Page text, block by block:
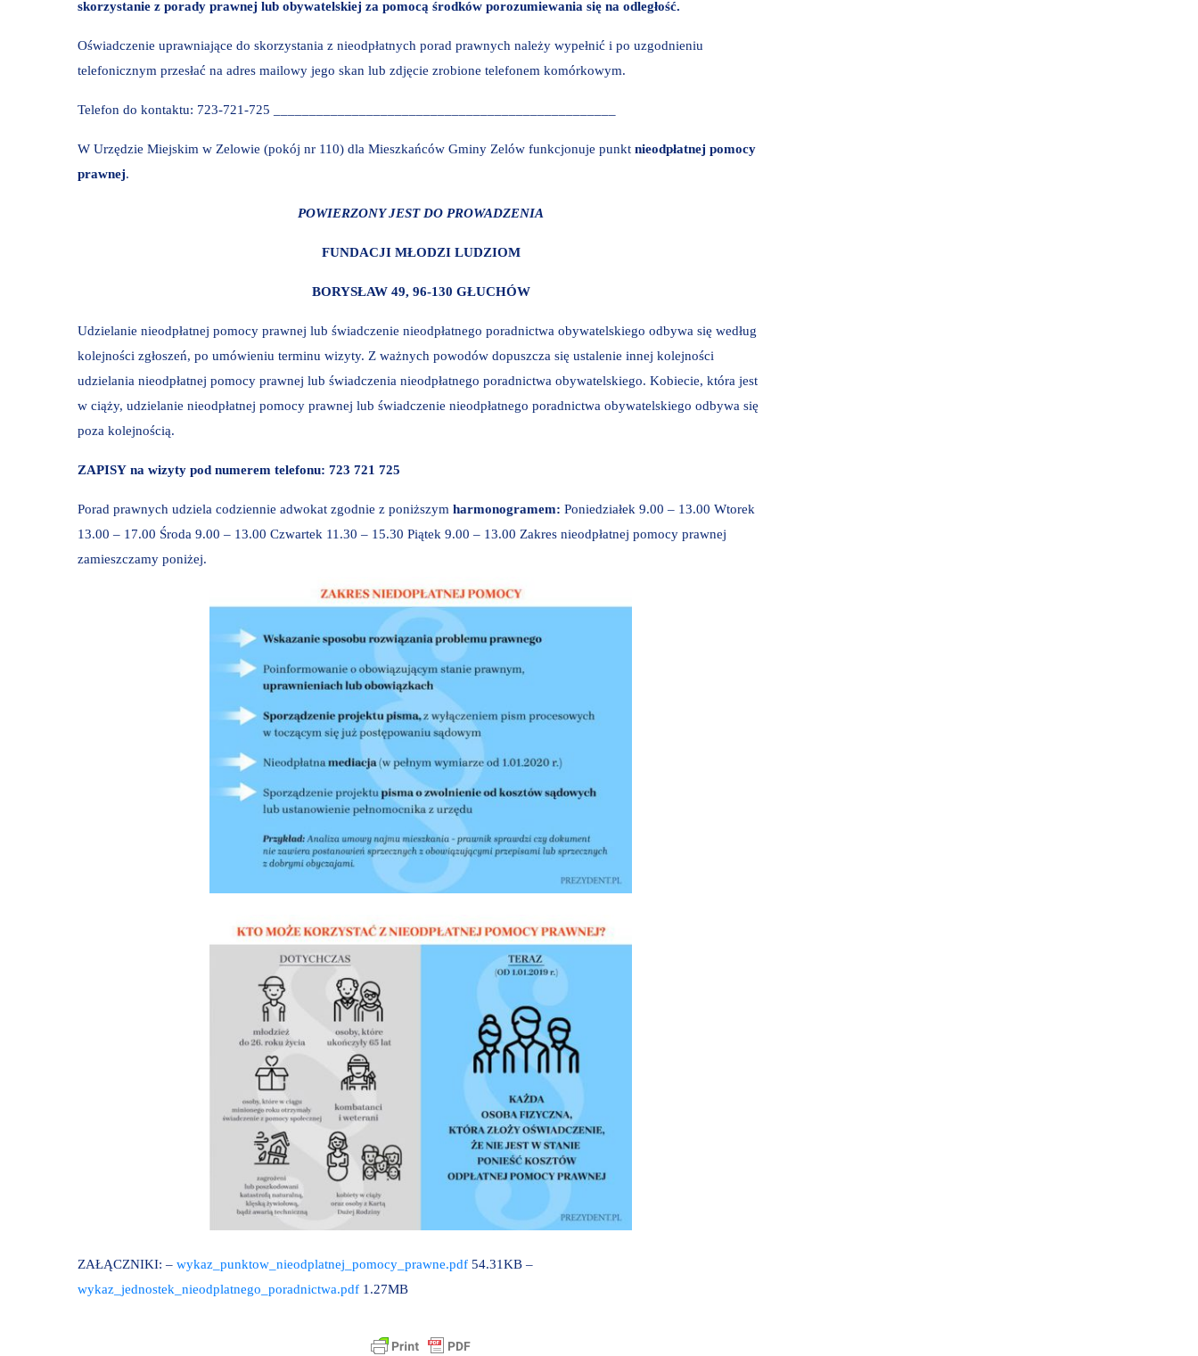
skorzystanie z porady prawnej lub obywatelskiej za pomocą środków porozumiewania się na odległość.
Oświadczenie uprawniające do skorzystania z nieodpłatnych porad prawnych należy wypełnić i po uzgodnieniu
telefonicznym przesłać na adres mailowy jego skan lub zdjęcie zrobione telefonem komórkowym.
Telefon do kontaktu: 723-721-725 ________________________________________________
W Urzędzie Miejskim w Zelowie (pokój nr 110) dla Mieszkańców Gminy Zelów funkcjonuje punkt nieodpłatnej pomocy
prawnej.
POWIERZONY JEST DO PROWADZENIA
FUNDACJI MŁODZI LUDZIOM
BORYSŁAW 49, 96-130 GŁUCHÓW
Udzielanie nieodpłatnej pomocy prawnej lub świadczenie nieodpłatnego poradnictwa obywatelskiego odbywa się według
kolejności zgłoszeń, po umówieniu terminu wizyty. Z ważnych powodów dopuszcza się ustalenie innej kolejności
udzielania nieodpłatnej pomocy prawnej lub świadczenia nieodpłatnego poradnictwa obywatelskiego. Kobiecie, która jest
w ciąży, udzielanie nieodpłatnej pomocy prawnej lub świadczenie nieodpłatnego poradnictwa obywatelskiego odbywa się
poza kolejnością.
ZAPISY na wizyty pod numerem telefonu: 723 721 725
Porad prawnych udziela codziennie adwokat zgodnie z poniższym harmonogramem: Poniedziałek 9.00 – 13.00 Wtorek
13.00 – 17.00 Środa 9.00 – 13.00 Czwartek 11.30 – 15.30 Piątek 9.00 – 13.00 Zakres nieodpłatnej pomocy prawnej
zamieszczamy poniżej.
ZAŁĄCZNIKI: – wykaz_punktow_nieodplatnej_pomocy_prawne.pdf 54.31KB –
wykaz_jednostek_nieodplatnego_poradnictwa.pdf 1.27MB